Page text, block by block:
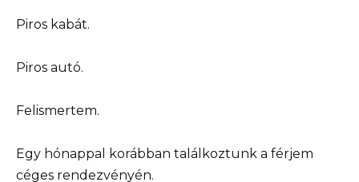
Piros kabát.
Piros autó.
Felismertem.
Egy hónappal korábban találkoztunk a férjem
céges rendezvényén.